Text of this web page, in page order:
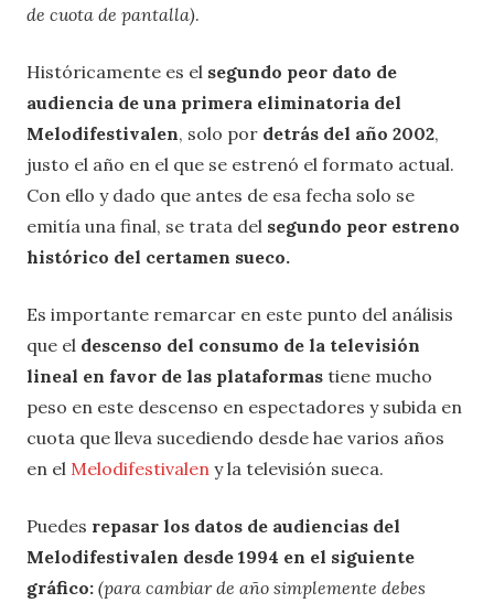
de cuota de pantalla).
Históricamente es el segundo peor dato de
audiencia de una primera eliminatoria del
Melodifestivalen, solo por detrás del año 2002,
justo el año en el que se estrenó el formato actual.
Con ello y dado que antes de esa fecha solo se
emitía una final, se trata del segundo peor estreno
histórico del certamen sueco.
Es importante remarcar en este punto del análisis
que el descenso del consumo de la televisión
lineal en favor de las plataformas tiene mucho
peso en este descenso en espectadores y subida en
cuota que lleva sucediendo desde hae varios años
en el Melodifestivalen y la televisión sueca.
Puedes repasar los datos de audiencias del
Melodifestivalen desde 1994 en el siguiente
gráfico: (para cambiar de año simplemente debes